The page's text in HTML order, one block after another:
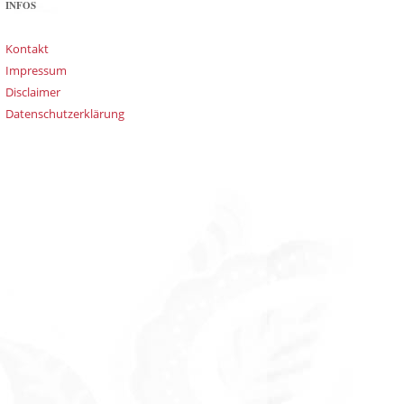
INFOS
Kontakt
Impressum
Disclaimer
Datenschutzerklärung